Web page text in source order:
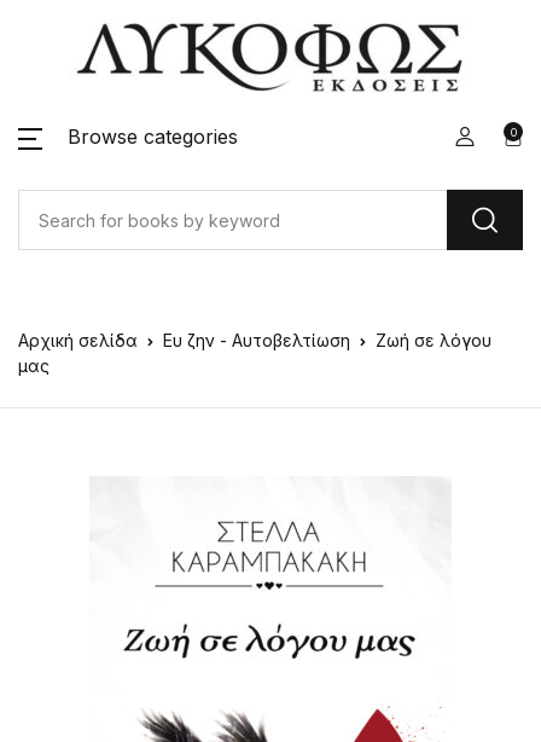
Browse categories 0
Αρχική σελίδα Ευ ζην - Αυτοβελτίωση
Ζωή σε λόγου
μας